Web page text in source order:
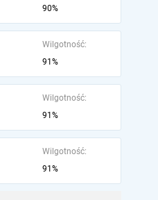
90%
Wilgotność:
91%
Wilgotność:
91%
Wilgotność:
91%